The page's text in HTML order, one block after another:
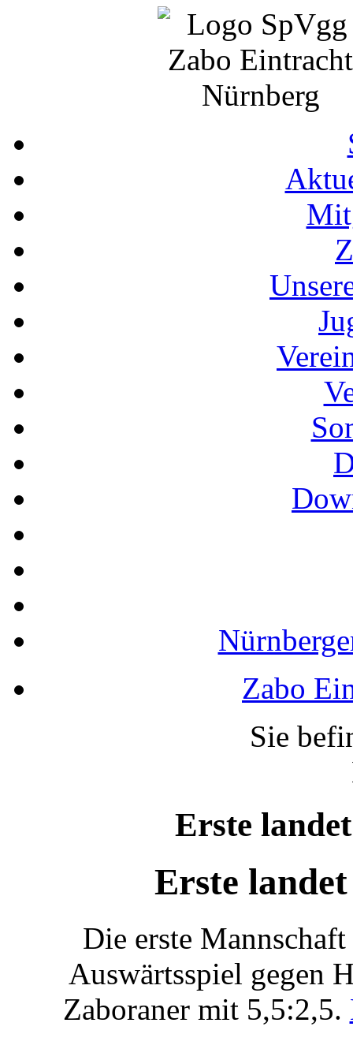
Zabo
Sie
Erste
Erste
Die erste
Auswärtsspiel gegen
Zaboraner mit 5,5:2,5.